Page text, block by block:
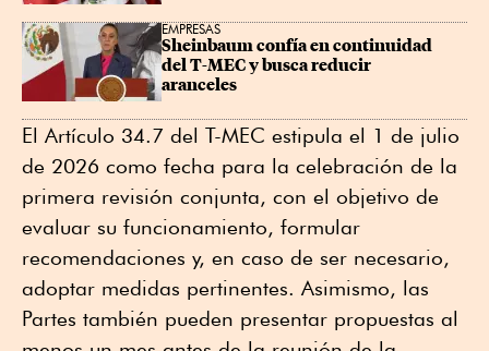
EMPRESAS
Sheinbaum confía en continuidad
del T-MEC y busca reducir
aranceles
El Artículo 34.7 del T-MEC estipula el 1 de julio
de 2026 como fecha para la celebración de la
primera revisión conjunta, con el objetivo de
evaluar su funcionamiento, formular
recomendaciones y, en caso de ser necesario,
adoptar medidas pertinentes. Asimismo, las
Partes también pueden presentar propuestas al